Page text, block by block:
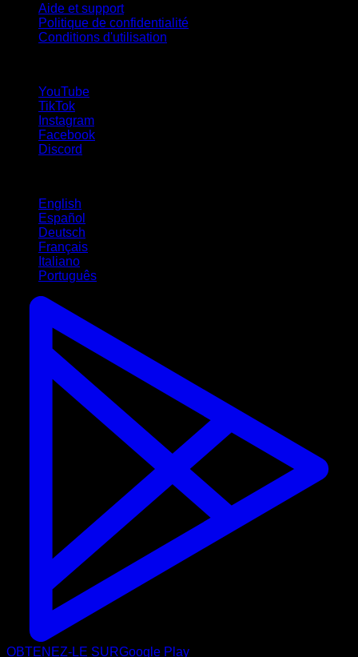
Aide et support
Politique de confidentialité
Conditions d'utilisation
YouTube
TikTok
Instagram
Facebook
Discord
English
Español
Deutsch
Français
Italiano
Português
OBTENEZ-LE SURGoogle Play